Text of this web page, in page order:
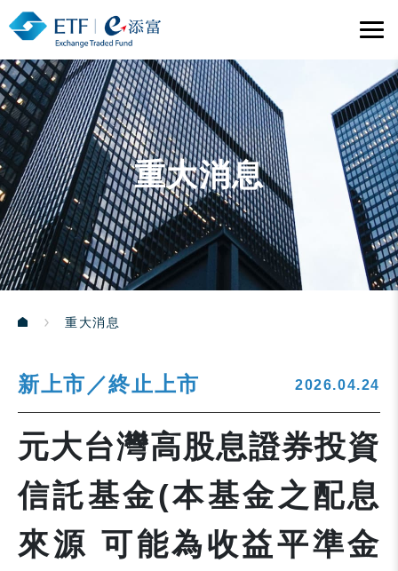
重大消息
重大消息
新上市／終止上市 2026.04.24
元大台灣高股息證券投資
信託基金(本基金之配息
來源 可能為收益平準金